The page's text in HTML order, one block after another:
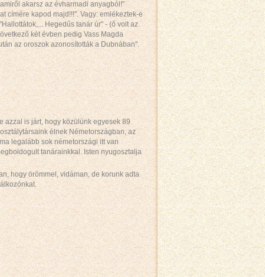
akarsz az évharmadi anyagból!"
címére kapod majd!!!". Vagy: emlékeztek-e
Hegedűs tanár úr" - (ő volt az
két évben pedig Vass Magda
az oroszok azonosították a Dubnában".
azzal is járt, hogy közülünk egyesek 89
élnek Németországban, az
legalább sok németországi itt van
tanárainkkal. Isten nyugosztalja
hogy örömmel, vidáman, de korunk adta